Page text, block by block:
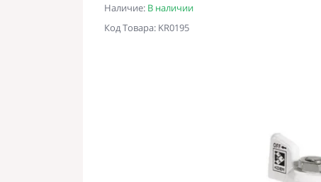
Наличие: В наличии
Код Товара: KR0195